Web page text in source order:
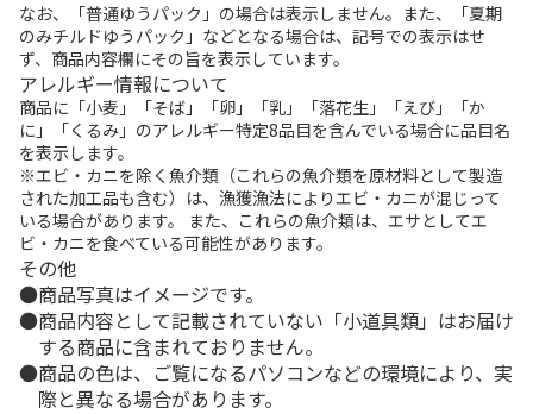
なお、「普通ゆうパック」の場合は表示しません。また、「夏期
のみチルドゆうパック」などとなる場合は、記号での表示はせ
ず、商品内容欄にその旨を表示しています。
アレルギー情報について
商品に「小麦」「そば」「卵」「乳」「落花生」「えび」「か
に」「くるみ」のアレルギー特定8品目を含んでいる場合に品目名
を表示します。
※エビ・カニを除く魚介類（これらの魚介類を原材料として製造
された加工品も含む）は、漁獲漁法によりエビ・カニが混じって
いる場合があります。 また、これらの魚介類は、エサとしてエ
ビ・カニを食べている可能性があります。
その他
商品写真はイメージです。
商品内容として記載されていない「小道具類」はお届け
する商品に含まれておりません。
商品の色は、ご覧になるパソコンなどの環境により、実
際と異なる場合があります。